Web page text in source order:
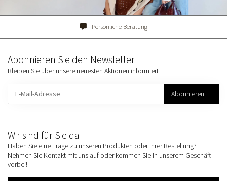
Persönliche Beratung
Wir sind für Sie da
Haben Sie eine Frage zu unseren Produkten oder Ihrer Bestellung?
Nehmen Sie Kontakt mit uns auf oder kommen Sie in unserem Geschäft
vorbei!
Abonnieren Sie den Newsletter
Bleiben Sie über unsere neuesten Aktionen informiert
Abonnieren